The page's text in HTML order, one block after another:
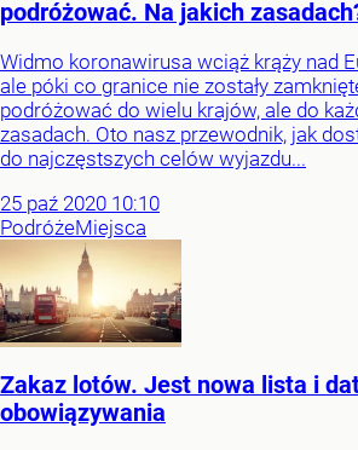
podróżować. Na jakich
Widmo koronawirusa wciąż krąży nad
ale póki co granice nie zostały
podróżować do wielu krajów, ale do
zasadach. Oto nasz przewodnik, jak
do najczęstszych celów wyjazdu...
25 paź 2020 10:10
PodróżeMiejsca
Zakaz lotów. Jest nowa lista i
obowiązywania